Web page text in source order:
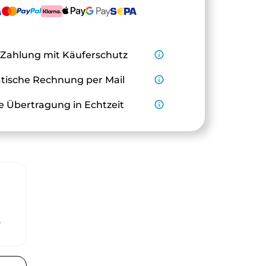
mit Käuferschutz info_outline
Rechnung per Mail info_outline
Übertragung in Echtzeit info_outline